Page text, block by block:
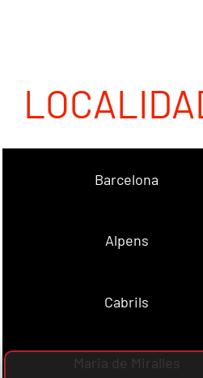
Barcelona
Alpens
Cabrils
Maria de Miralles